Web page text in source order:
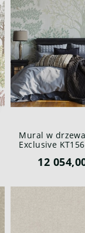
Mural w
Exclusive
British
12